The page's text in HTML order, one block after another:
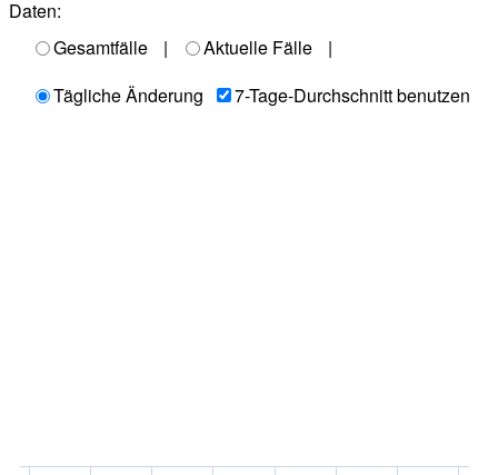
Daten:
Gesamtfälle
| Aktuelle Fälle
|
Tägliche Änderung
7-Tage-Durchschnitt benutzen